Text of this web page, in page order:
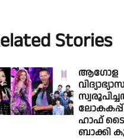
Stories
ആഗോള
ഹാഫ്
ബാക്കി